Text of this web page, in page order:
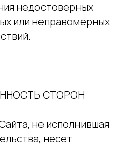
недостоверных
или неправомерных
СТОРОН
не исполнившая
несет